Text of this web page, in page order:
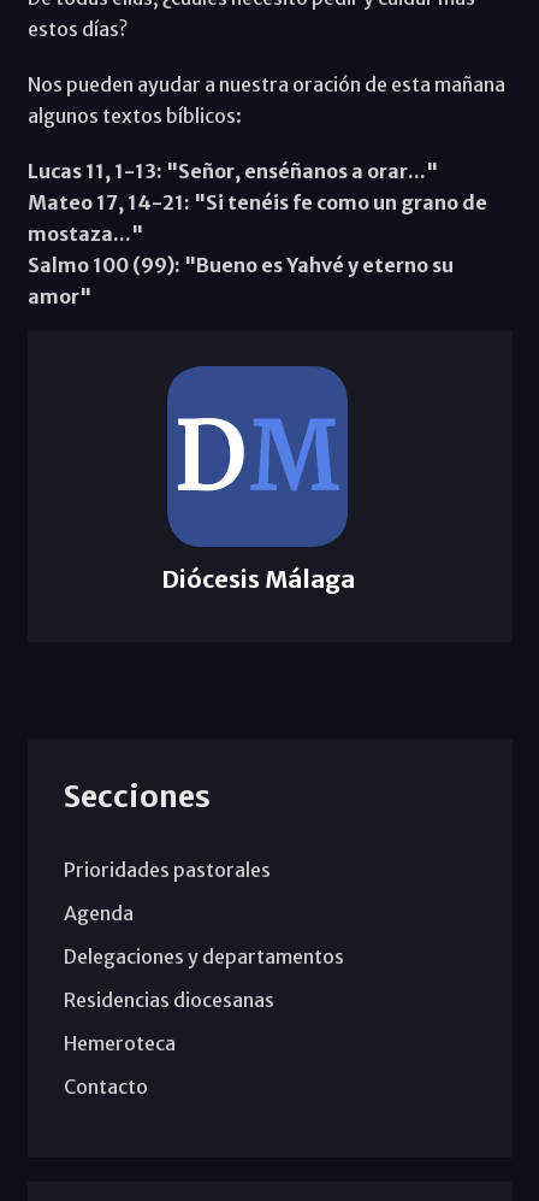
estos días?
Nos pueden ayudar a nuestra oración de esta mañana
algunos textos bíblicos:
Lucas 11, 1-13: "Señor, enséñanos a orar..."
Mateo 17, 14-21: "Si tenéis fe como un grano de
mostaza..."
Salmo 100 (99): "Bueno es Yahvé y eterno su
amor"
Diócesis Málaga
Secciones
Prioridades pastorales
Agenda
Delegaciones y departamentos
Residencias diocesanas
Hemeroteca
Contacto